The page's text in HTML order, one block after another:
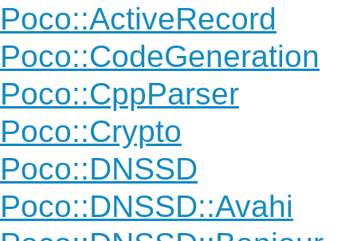
Poco::ActiveRecord
Poco::CodeGeneration
Poco::CppParser
Poco::Crypto
Poco::DNSSD
Poco::DNSSD::Avahi